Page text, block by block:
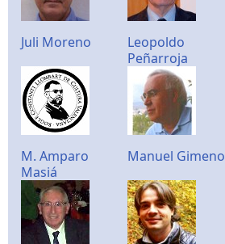
Juli Moreno
Leopoldo
Peñarroja
M. Amparo
Masiá
Manuel Gimeno